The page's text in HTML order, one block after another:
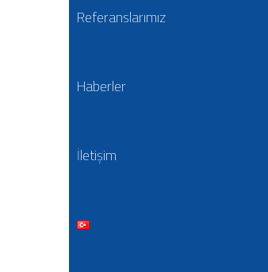
Referanslarımız
Haberler
İletişim